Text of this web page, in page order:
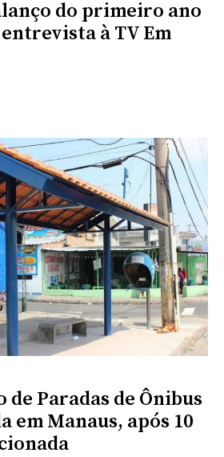
do primeiro ano
à TV Em
de Paradas de Ônibus
em Manaus, após 10